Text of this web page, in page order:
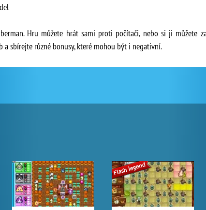
Hru můžete hrát sami proti počítači, nebo si ji můžete
sbírejte různé bonusy, které mohou být i negativní.